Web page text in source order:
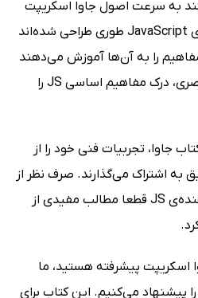
به سرعت اصول جاوا اسکریپت
را درک کنند، برخی از کتاب‌های JavaScript طوری طراحی شده‌اند
را به آن‌ها آموزش می‌دهند
و با استفاده از یک رویکرد بصری، درک مفاهیم اساسی JS را
جاوا، تجربیات فنی خود را از
به اشتراک می‌گذارند. صرف نظر از
سطح مهارت، هر توسعه دهنده‌ی JS قطعا مطالب مفیدی از
اسکریپت پیشرفته هستید، ما
پیشنهاد می‌کنیم. این کتاب برای